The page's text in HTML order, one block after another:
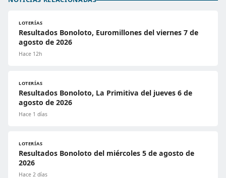
LOTERÍAS
Resultados Bonoloto, Euromillones del viernes 7 de
agosto de 2026
Hace 12h
LOTERÍAS
Resultados Bonoloto, La Primitiva del jueves 6 de
agosto de 2026
Hace 1 días
LOTERÍAS
Resultados Bonoloto del miércoles 5 de agosto de
2026
Hace 2 días